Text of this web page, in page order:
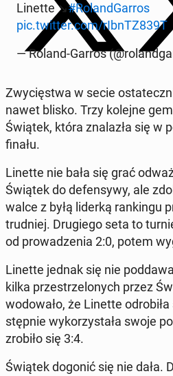
Linette ↘️#Ro­land­Gar­ros
pic.twitter.com/rIbnTZ839T
— Roland-Garros
Zwy­cię­stwa w secie
nawet blisko. Trzy kolejne
Świątek, która zna­la­zła się w
finału.
Linette nie bała się grać
Świątek do de­fen­sy­wy, ale
walce z byłą liderką ran­kin­gu
trud­niej. Dru­gie­go seta to
od pro­wa­dze­nia 2:0, potem
Linette jednak się nie
kilka prze­strze­lo­nych przez
wo­do­wa­ło, że Linette
stęp­nie wy­ko­rzy­sta­ła swoje
zrobiło się 3:4.
Świątek dogonić się nie dała.